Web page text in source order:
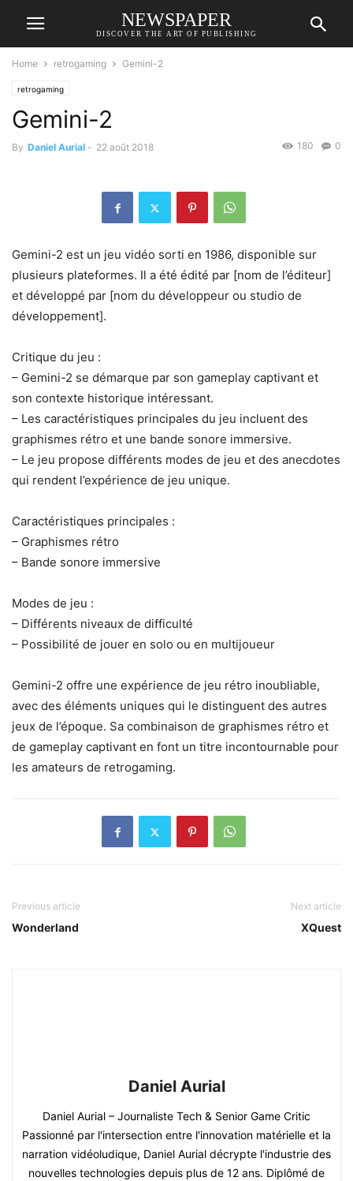
NEWSPAPER
DISCOVER THE ART OF PUBLISHING
Home retrogaming Gemini-2
retrogaming
Gemini-2
By Daniel Aurial - 22 août 2018 0
180
Gemini-2 est un jeu vidéo sorti en 1986, disponible sur
plusieurs plateformes. Il a été édité par [nom de l’éditeur]
et développé par [nom du développeur ou studio de
développement].
Critique du jeu :
– Gemini-2 se démarque par son gameplay captivant et
son contexte historique intéressant.
– Les caractéristiques principales du jeu incluent des
graphismes rétro et une bande sonore immersive.
– Le jeu propose différents modes de jeu et des anecdotes
qui rendent l’expérience de jeu unique.
Caractéristiques principales :
– Graphismes rétro
– Bande sonore immersive
Modes de jeu :
– Différents niveaux de difficulté
– Possibilité de jouer en solo ou en multijoueur
Gemini-2 offre une expérience de jeu rétro inoubliable,
avec des éléments uniques qui le distinguent des autres
jeux de l’époque. Sa combinaison de graphismes rétro et
de gameplay captivant en font un titre incontournable pour
les amateurs de retrogaming.
Previous article
Wonderland
Next article
XQuest
Daniel Aurial
Daniel Aurial – Journaliste Tech & Senior Game Critic
Passionné par l'intersection entre l'innovation matérielle et la
narration vidéoludique, Daniel Aurial décrypte l'industrie des
nouvelles technologies depuis plus de 12 ans. Diplômé de